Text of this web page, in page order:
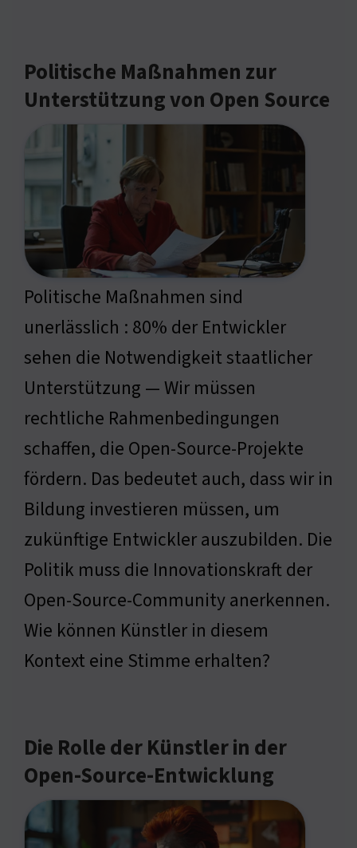
Politische Maßnahmen zur
Unterstützung von Open Source
Politische Maßnahmen sind
unerlässlich : 80% der Entwickler
sehen die Notwendigkeit staatlicher
Unterstützung — Wir müssen
rechtliche Rahmenbedingungen
schaffen, die Open-Source-Projekte
fördern. Das bedeutet auch, dass wir in
Bildung investieren müssen, um
zukünftige Entwickler auszubilden. Die
Politik muss die Innovationskraft der
Open-Source-Community anerkennen.
Wie können Künstler in diesem
Kontext eine Stimme erhalten?
Die Rolle der Künstler in der
Open-Source-Entwicklung